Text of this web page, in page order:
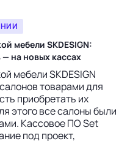
мебели SKDESIGN:
на новых кассах
мебели SKDESIGN
товарами для
приобретать их
этого все салоны были
Кассовое ПО Set
под проект,